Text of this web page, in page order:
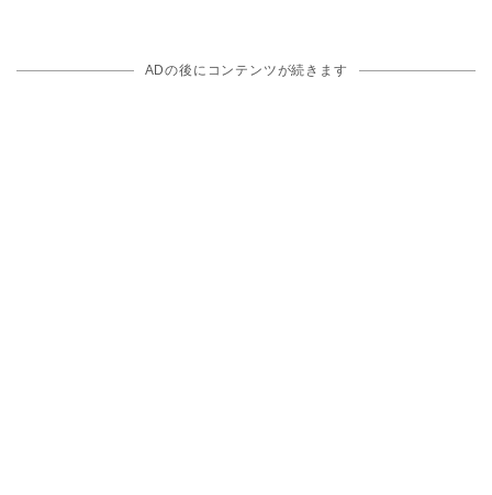
ADの後にコンテンツが続きます